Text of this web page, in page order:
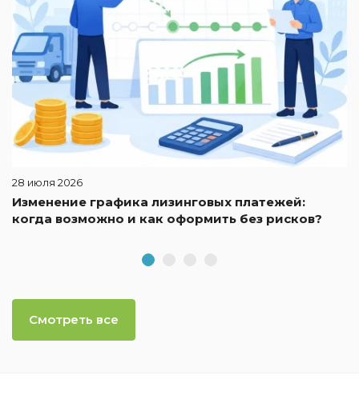
28 июля 2026
Изменение графика лизинговых платежей:
когда возможно и как оформить без рисков?
Смотреть все